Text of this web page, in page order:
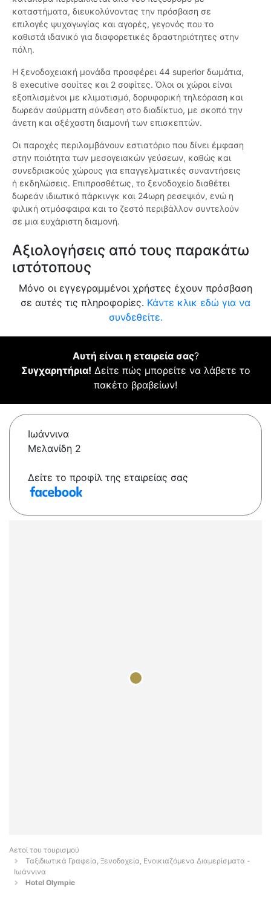
καταστήματα, διευκολύνοντας την πρόσβαση σε
επιλογές ψυχαγωγίας και αγορές, γεγονός που το
καθιστά ιδανικό για διαφορετικές δραστηριότητες στην
πόλη.
Η ξενοδοχειακή μονάδα προσφέρει 44 superior δωμάτια,
8 executive σουίτες και 2 σοφίτες. Όλοι οι χώροι είναι
εξοπλισμένοι με κλιματισμό, δορυφορική τηλεόραση και
δωρεάν ασύρματη σύνδεση στο διαδίκτυο, με σκοπό την
άνετη και αξέχαστη διαμονή των επισκεπτών.
Οι παροχές περιλαμβάνουν εστιατόριο που δίνει έμφαση
στην ποιότητα των μεσογειακών γεύσεων, καθώς και
συνεδριακούς χώρους για επαγγελματικές συναντήσεις
ή εκδηλώσεις. Επιπροσθέτως, το ξενοδοχείο διαθέτει
δωρεάν ιδιωτικό πάρκινγκ και 24ωρη ρεσεψιόν, ενώ η
φιλική ατμόσφαιρα και το ζεστό περιβάλλον συντελούν
σε μια ευχάριστη διαμονή.
Αξιολογήσεις από τους παρακάτω
ιστότοπους
Μόνο οι εγγεγραμμένοι χρήστες έχουν πρόσβαση
σε αυτές τις πληροφορίες. Κάντε κλικ εδώ για να
συνδεθείτε.
Αυτή είναι η εταιρεία σας?
Συγχαρητήρια! Δείτε πώς μπορείτε να λάβετε το
πακέτο βραβείων!
Ιωάννινα
Μελανίδη 2
Δείτε το προφίλ της εταιρείας σας
Αετοί του τουρισμού
Ταξιδιωτικά Γραφεία, Ξενοδοχεία, Ενοικιαζόμενα Διαμερίσματα -
Ιωάννινα
Hotel Olympic